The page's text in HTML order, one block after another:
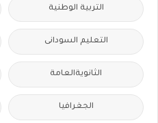
التربية الوطنية
التعليم السودانى
الثانويةالعامة
الجغرافيا